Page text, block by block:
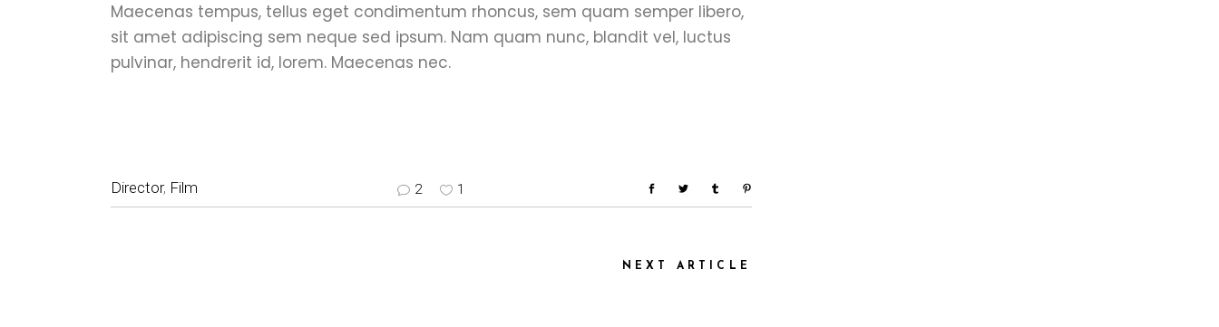
Maecenas tempus, tellus eget condimentum rhoncus, sem quam semper libero,
sit amet adipiscing sem neque sed ipsum. Nam quam nunc, blandit vel, luctus
pulvinar, hendrerit id, lorem. Maecenas nec.
Director, Film 2 1
NEXT ARTICLE